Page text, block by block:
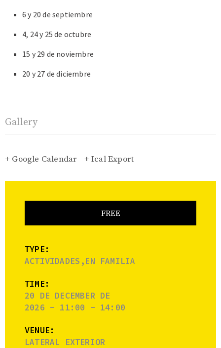
6 y 20 de septiembre
4, 24 y 25 de octubre
15 y 29 de noviembre
20 y 27 de diciembre
Gallery
+ Google Calendar + Ical Export
FREE
TYPE:
ACTIVIDADES,EN FAMILIA
TIME:
20 DE DECEMBER DE
2026 - 11:00 - 14:00
VENUE:
LATERAL EXTERIOR